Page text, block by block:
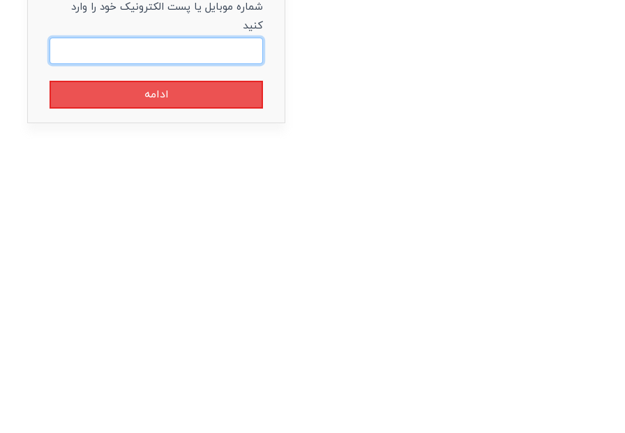
شماره موبایل یا پست الکترونیک خود را وارد
کنید
ادامه